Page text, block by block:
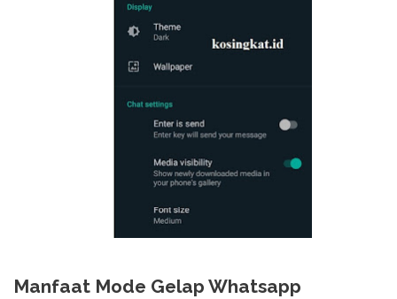
Manfaat Mode Gelap Whatsapp